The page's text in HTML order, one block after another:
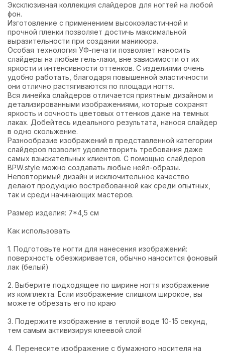
Эксклюзивная коллекция слайдеров для ногтей на любой
фон.
Изготовление с применением высокоэластичной и
прочной пленки позволяет достичь максимальной
выразительности при создании маникюра.
Особая технология УФ-печати позволяет наносить
слайдеры на любые гель-лаки, вне зависимости от их
яркости и интенсивности оттенков. С изделиями очень
удобно работать, благодаря повышенной эластичности
они отлично растягиваются по площади ногтя.
Вся линейка слайдеров отличается приятным дизайном и
детализированными изображениями, которые сохранят
яркость и сочность цветовых оттенков даже на темных
лаках. Добейтесь идеального результата, нанося слайдер
в одно скольжение.
Разнообразие изображений в представленной категории
слайдеров позволит удовлетворить требования даже
самых взыскательных клиентов. С помощью слайдеров
BPW.style можно создавать любые нейл-образы.
Неповторимый дизайн и исключительное качество
делают продукцию востребованной как среди опытных,
так и среди начинающих мастеров.
Размер изделия: 7*4,5 см
Как использовать
1. Подготовьте ногти для нанесения изображений:
поверхность обезжиривается, обычно наносится фоновый
лак (белый)
2. Выберите подходящее по ширине ногтя изображение
из комплекта. Если изображение слишком широкое, вы
можете обрезать его по краю
3. Подержите изображение в теплой воде 10-15 секунд,
тем самым активизируя клеевой слой
4. Перенесите изображение с бумажного носителя на